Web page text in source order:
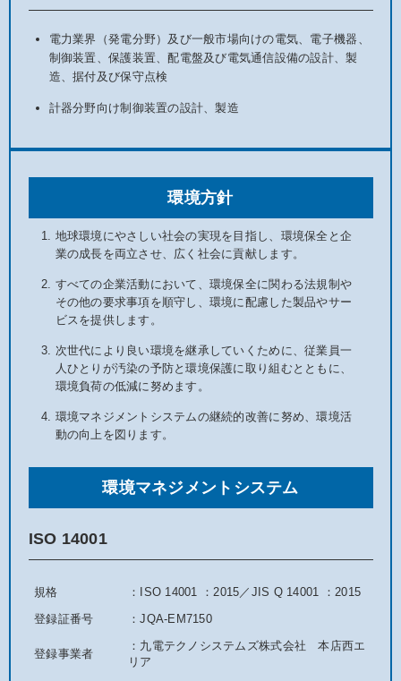
電力業界（発電分野）及び一般市場向けの電気、電子機器、
制御装置、保護装置、配電盤及び電気通信設備の設計、製
造、据付及び保守点検
計器分野向け制御装置の設計、製造
環境方針
地球環境にやさしい社会の実現を目指し、環境保全と企
業の成長を両立させ、広く社会に貢献します。
すべての企業活動において、環境保全に関わる法規制や
その他の要求事項を順守し、環境に配慮した製品やサー
ビスを提供します。
次世代により良い環境を継承していくために、従業員一
人ひとりが汚染の予防と環境保護に取り組むとともに、
環境負荷の低減に努めます。
環境マネジメントシステムの継続的改善に努め、環境活
動の向上を図ります。
環境マネジメントシステム
ISO 14001
規格
：ISO 14001 ：2015／JIS Q 14001 ：2015
登録証番号
：JQA-EM7150
登録事業者
：九電テクノシステムズ株式会社 本店西エ
リア